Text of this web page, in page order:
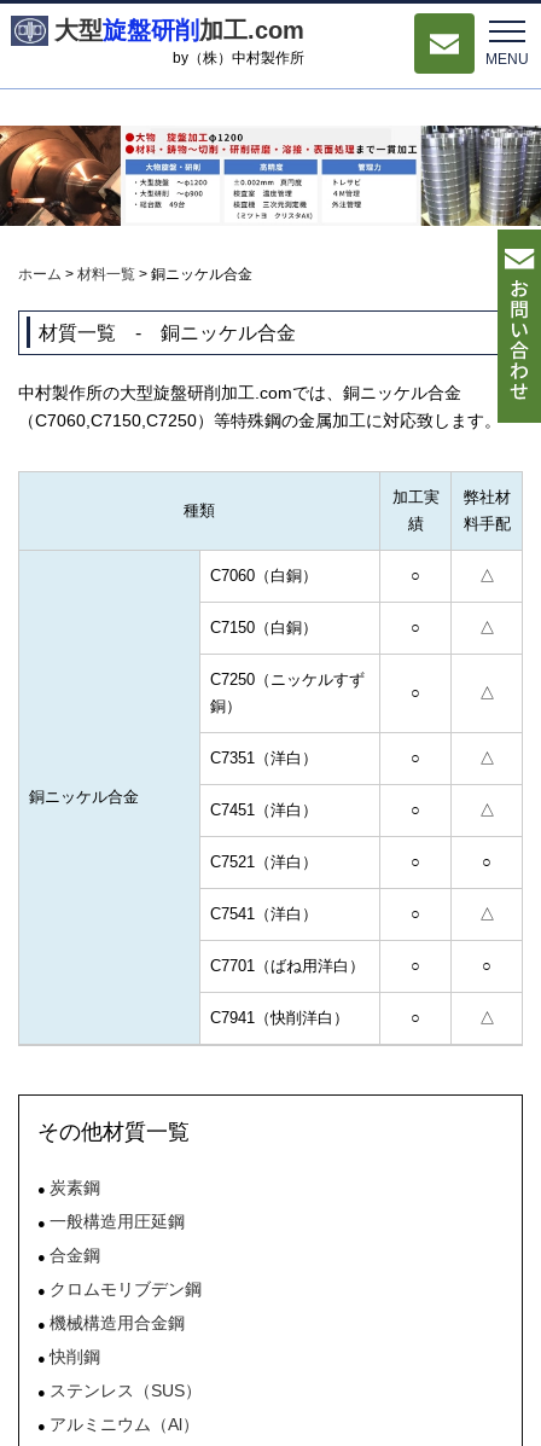
MENU
大型旋盤研削 加工.com
by（株）中村製作所
ホーム > 材料一覧 > 銅ニッケル合金
材質一覧 ‐ 銅ニッケル合金
中村製作所の大型旋盤研削加工.comでは、銅ニッケル合金
（C7060,C7150,C7250）等特殊鋼の金属加工に対応致します。
種類
加工実
績
弊社材
料手配
銅ニッケル合金
C7060（白銅） ○ △
C7150（白銅） ○ △
C7250（ニッケルすず
銅）
○ △
C7351（洋白） ○ △
C7451（洋白） ○ △
C7521（洋白） ○ ○
C7541（洋白） ○ △
C7701（ばね用洋白） ○ ○
C7941（快削洋白） ○ △
その他材質一覧
炭素鋼
一般構造用圧延鋼
合金鋼
クロムモリブデン鋼
機械構造用合金鋼
快削鋼
ステンレス（SUS）
アルミニウム（Al）